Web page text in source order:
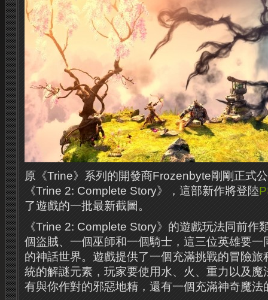
原《Trine》系列的開發商Frozenbyte剛剛正式
《Trine 2: Complete Story》，這部新作將登陸
了遊戲的一批最新截圖。
《Trine 2: Complete Story》的遊戲玩法同前作
個盜賊、一個巫師和一個騎士，這三位英雄要一
的神話世界。遊戲提供了一個充滿挑戰的冒險
統的解謎元素，玩家要使用水、火、重力以及魔
有與你作對的邪惡地精，還有一個充滿神奇魔法